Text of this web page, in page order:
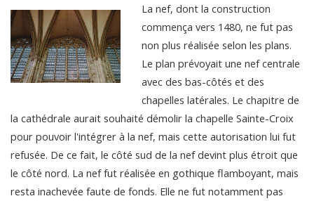
La nef, dont la construction
commença vers 1480, ne fut pas
non plus réalisée selon les plans.
Le plan prévoyait une nef centrale
avec des bas-côtés et des
chapelles latérales. Le chapitre de
la cathédrale aurait souhaité démolir la chapelle Sainte-Croix
pour pouvoir l'intégrer à la nef, mais cette autorisation lui fut
refusée. De ce fait, le côté sud de la nef devint plus étroit que
le côté nord. La nef fut réalisée en gothique flamboyant, mais
resta inachevée faute de fonds. Elle ne fut notamment pas